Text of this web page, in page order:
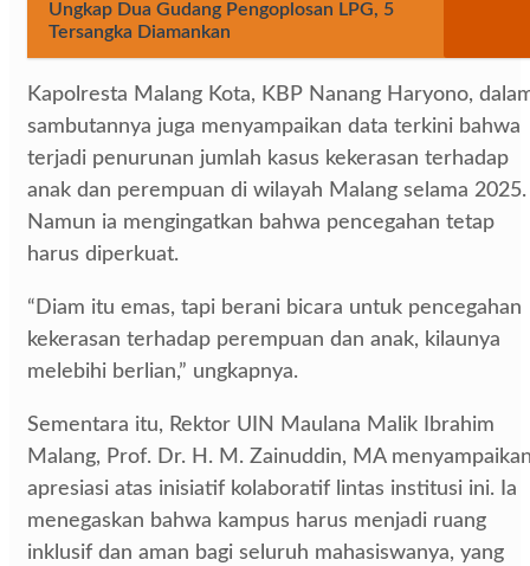
Ungkap Dua Gudang Pengoplosan LPG, 5
Tersangka Diamankan
Kapolresta Malang Kota, KBP Nanang Haryono,
sambutannya juga menyampaikan data terkini bahwa
terjadi penurunan jumlah kasus kekerasan terhadap
anak dan perempuan di wilayah Malang selama 2025.
Namun ia mengingatkan bahwa pencegahan tetap
harus diperkuat.
“Diam itu emas, tapi berani bicara untuk pencegahan
kekerasan terhadap perempuan dan anak, kilaunya
melebihi berlian,” ungkapnya.
Sementara itu, Rektor UIN Maulana Malik Ibrahim
Malang, Prof. Dr. H. M. Zainuddin, MA
apresiasi atas inisiatif kolaboratif lintas institusi ini. Ia
menegaskan bahwa kampus harus menjadi ruang
inklusif dan aman bagi seluruh mahasiswanya, yang